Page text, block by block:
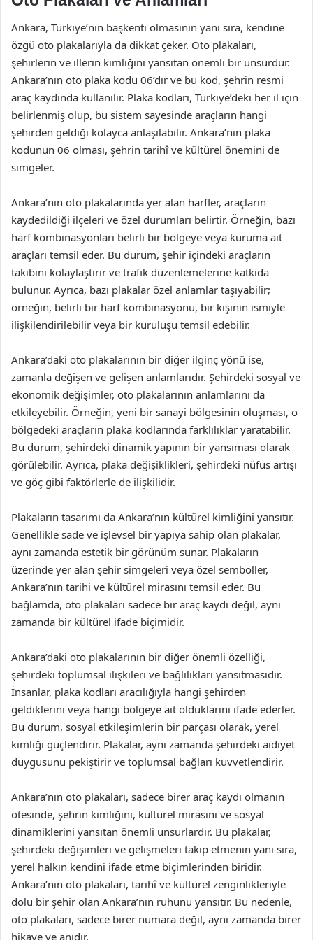
Ankara, Türkiye’nin başkenti olmasının yanı sıra, kendine
özgü oto plakalarıyla da dikkat çeker. Oto plakaları,
şehirlerin ve illerin kimliğini yansıtan önemli bir unsurdur.
Ankara’nın oto plaka kodu 06’dır ve bu kod, şehrin resmi
araç kaydında kullanılır. Plaka kodları, Türkiye’deki her il için
belirlenmiş olup, bu sistem sayesinde araçların hangi
şehirden geldiği kolayca anlaşılabilir. Ankara’nın plaka
kodunun 06 olması, şehrin tarihî ve kültürel önemini de
simgeler.
Ankara’nın oto plakalarında yer alan harfler, araçların
kaydedildiği ilçeleri ve özel durumları belirtir. Örneğin, bazı
harf kombinasyonları belirli bir bölgeye veya kuruma ait
araçları temsil eder. Bu durum, şehir içindeki araçların
takibini kolaylaştırır ve trafik düzenlemelerine katkıda
bulunur. Ayrıca, bazı plakalar özel anlamlar taşıyabilir;
örneğin, belirli bir harf kombinasyonu, bir kişinin ismiyle
ilişkilendirilebilir veya bir kuruluşu temsil edebilir.
Ankara’daki oto plakalarının bir diğer ilginç yönü ise,
zamanla değişen ve gelişen anlamlarıdır. Şehirdeki sosyal ve
ekonomik değişimler, oto plakalarının anlamlarını da
etkileyebilir. Örneğin, yeni bir sanayi bölgesinin oluşması, o
bölgedeki araçların plaka kodlarında farklılıklar yaratabilir.
Bu durum, şehirdeki dinamik yapının bir yansıması olarak
görülebilir. Ayrıca, plaka değişiklikleri, şehirdeki nüfus artışı
ve göç gibi faktörlerle de ilişkilidir.
Plakaların tasarımı da Ankara’nın kültürel kimliğini yansıtır.
Genellikle sade ve işlevsel bir yapıya sahip olan plakalar,
aynı zamanda estetik bir görünüm sunar. Plakaların
üzerinde yer alan şehir simgeleri veya özel semboller,
Ankara’nın tarihi ve kültürel mirasını temsil eder. Bu
bağlamda, oto plakaları sadece bir araç kaydı değil, aynı
zamanda bir kültürel ifade biçimidir.
Ankara’daki oto plakalarının bir diğer önemli özelliği,
şehirdeki toplumsal ilişkileri ve bağlılıkları yansıtmasıdır.
İnsanlar, plaka kodları aracılığıyla hangi şehirden
geldiklerini veya hangi bölgeye ait olduklarını ifade ederler.
Bu durum, sosyal etkileşimlerin bir parçası olarak, yerel
kimliği güçlendirir. Plakalar, aynı zamanda şehirdeki aidiyet
duygusunu pekiştirir ve toplumsal bağları kuvvetlendirir.
Ankara’nın oto plakaları, sadece birer araç kaydı olmanın
ötesinde, şehrin kimliğini, kültürel mirasını ve sosyal
dinamiklerini yansıtan önemli unsurlardır. Bu plakalar,
şehirdeki değişimleri ve gelişmeleri takip etmenin yanı sıra,
yerel halkın kendini ifade etme biçimlerinden biridir.
Ankara’nın oto plakaları, tarihî ve kültürel zenginlikleriyle
dolu bir şehir olan Ankara’nın ruhunu yansıtır. Bu nedenle,
oto plakaları, sadece birer numara değil, aynı zamanda birer
hikaye ve anıdır.